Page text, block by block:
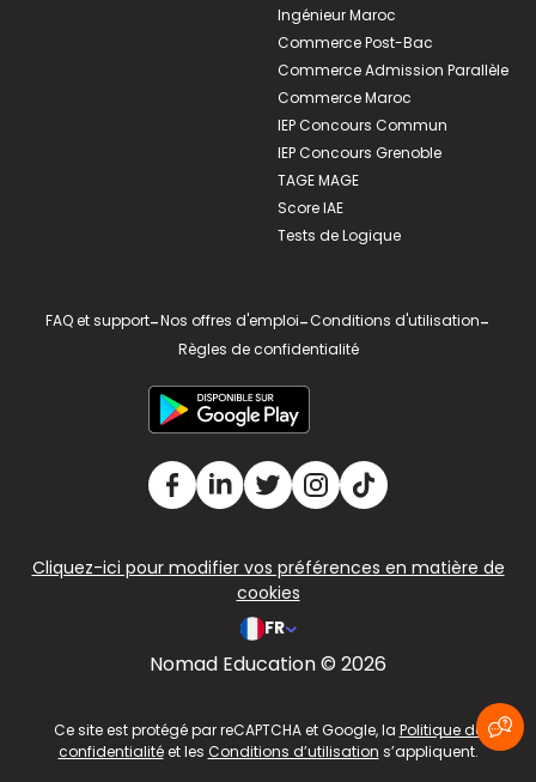
Ingénieur Maroc
Commerce Post-Bac
Commerce Admission Parallèle
Commerce Maroc
IEP Concours Commun
IEP Concours Grenoble
TAGE MAGE
Score IAE
Tests de Logique
FAQ et support-Nos offres d'emploi-Conditions d'utilisation-
Règles de confidentialité
Cliquez-ici pour modifier vos préférences en matière de
cookies
FR
Nomad Education © 2026
Ce site est protégé par reCAPTCHA et Google, la Politique de
confidentialitéet les Conditions d’utilisation s’appliquent.